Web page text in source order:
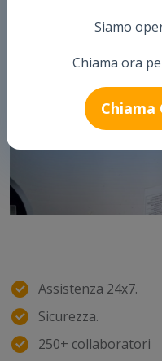
Siamo
Chiama ora
Chiama
Assistenza 24x7.
Sicurezza.
250+ collaboratori